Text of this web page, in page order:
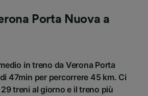
Porta Nuova a
in treno da Verona Porta
47min per percorrere 45 km. Ci
treni al giorno e il treno più